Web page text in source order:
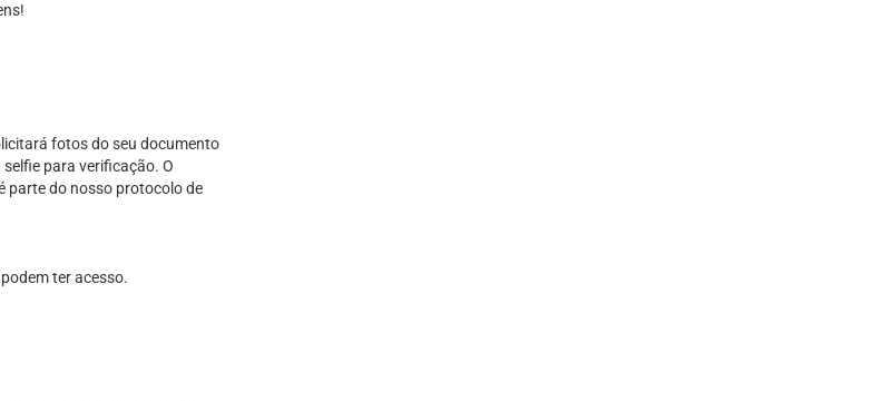
fotos do seu documento
para verificação. O
parte do nosso protocolo de
ter acesso.